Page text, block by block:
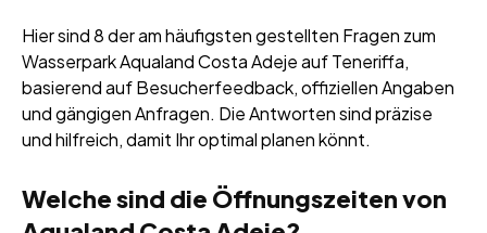
Hier sind 8 der am häufigsten gestellten Fragen zum
Wasserpark Aqualand Costa Adeje auf Teneriffa,
basierend auf Besucherfeedback, offiziellen Angaben
und gängigen Anfragen. Die Antworten sind präzise
und hilfreich, damit Ihr optimal planen könnt.
Welche sind die Öffnungszeiten von